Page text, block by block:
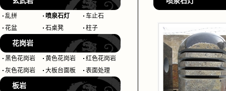
乱拼 喷泉石灯
车止石
花盆
石桌凳 柱子
花岗岩
黑色花岗岩 黄色花岗岩
红色花岗岩
灰色花岗岩
大板台面板 表面处理
板岩